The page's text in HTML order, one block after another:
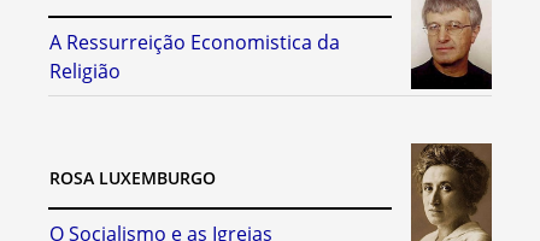
A Ressurreição Economistica da
Religião
ROSA LUXEMBURGO
O Socialismo e as Igrejas